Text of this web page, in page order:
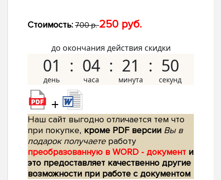
Стоимость: 700 р.250 руб.
до окончания действия скидки
01 04 21 50
+
Наш сайт выгодно отличается тем что
при покупке, кроме PDF версии Вы в
подарок получаетеработу
преобразованную в WORD - документ и
это предоставляет качественно другие
возможности при работе с документом